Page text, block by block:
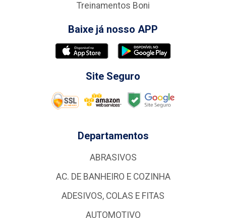
Treinamentos Boni
Baixe já nosso APP
Site Seguro
Departamentos
ABRASIVOS
AC. DE BANHEIRO E COZINHA
ADESIVOS, COLAS E FITAS
AUTOMOTIVO